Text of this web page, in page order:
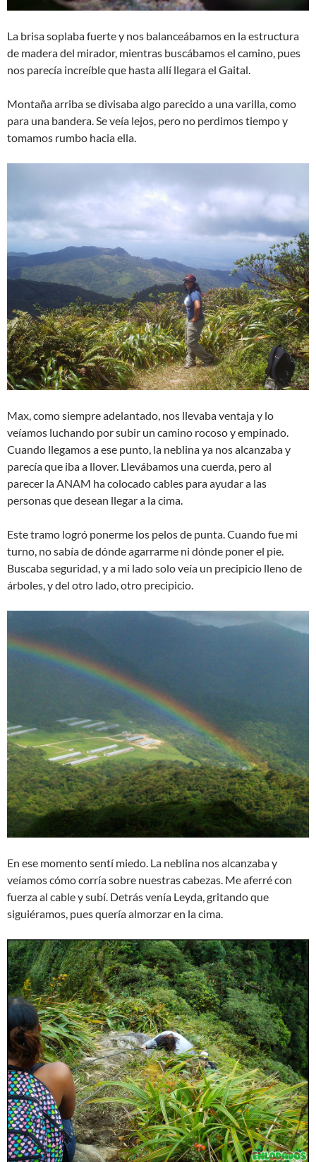
La brisa soplaba fuerte y nos balanceábamos en la estructura
de madera del mirador, mientras buscábamos el camino, pues
nos parecía increíble que hasta allí llegara el Gaital.
Montaña arriba se divisaba algo parecido a una varilla, como
para una bandera. Se veía lejos, pero no perdimos tiempo y
tomamos rumbo hacia ella.
Max, como siempre adelantado, nos llevaba ventaja y lo
veíamos luchando por subir un camino rocoso y empinado.
Cuando llegamos a ese punto, la neblina ya nos alcanzaba y
parecía que iba a llover. Llevábamos una cuerda, pero al
parecer la ANAM ha colocado cables para ayudar a las
personas que desean llegar a la cima.
Este tramo logró ponerme los pelos de punta. Cuando fue mi
turno, no sabía de dónde agarrarme ni dónde poner el pie.
Buscaba seguridad, y a mi lado solo veía un precipicio lleno de
árboles, y del otro lado, otro precipicio.
En ese momento sentí miedo. La neblina nos alcanzaba y
veíamos cómo corría sobre nuestras cabezas. Me aferré con
fuerza al cable y subí. Detrás venía Leyda, gritando que
siguiéramos, pues quería almorzar en la cima.